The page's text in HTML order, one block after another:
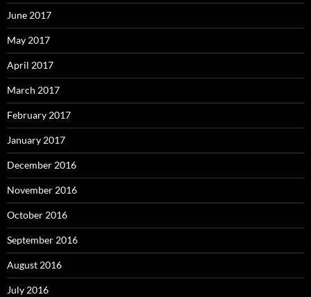
June 2017
May 2017
April 2017
March 2017
February 2017
January 2017
December 2016
November 2016
October 2016
September 2016
August 2016
July 2016